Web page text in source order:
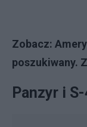
Zobacz:
poszukiwany.
Panzyr i